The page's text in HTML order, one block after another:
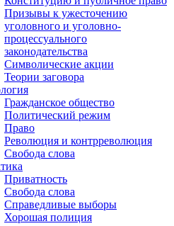
Призывы к ужесточению
уголовного и уголовно-
процессуального
законодательства
Символические акции
Теории заговора
Гражданское общество
Политический режим
Право
Революция и контрреволюция
Свобода слова
Приватность
Свобода слова
Справедливые выборы
Хорошая полиция